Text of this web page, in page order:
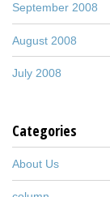
September 2008
August 2008
July 2008
Categories
About Us